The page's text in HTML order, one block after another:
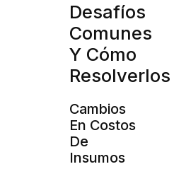
Desafíos
Comunes
Y Cómo
Resolverlos
Cambios
En Costos
De
Insumos